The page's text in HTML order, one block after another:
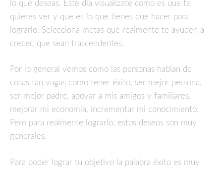
lo que deseas. Este día visualízate como es que te
quieres ver y que es lo que tienes que hacer para
lograrlo. Selecciona metas que realmente te ayuden a
crecer, que sean trascendentes.
Por lo general vemos como las personas hablan de
cosas tan vagas como tener éxito, ser mejor persona,
ser mejor padre, apoyar a mis amigos y familiares,
mejorar mi economía, incrementar mi conocimiento.
Pero para realmente lograrlo, estos deseos son muy
generales.
Para poder lograr tu objetivo la palabra éxito es muy